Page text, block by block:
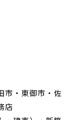
市・東御市・佐
店